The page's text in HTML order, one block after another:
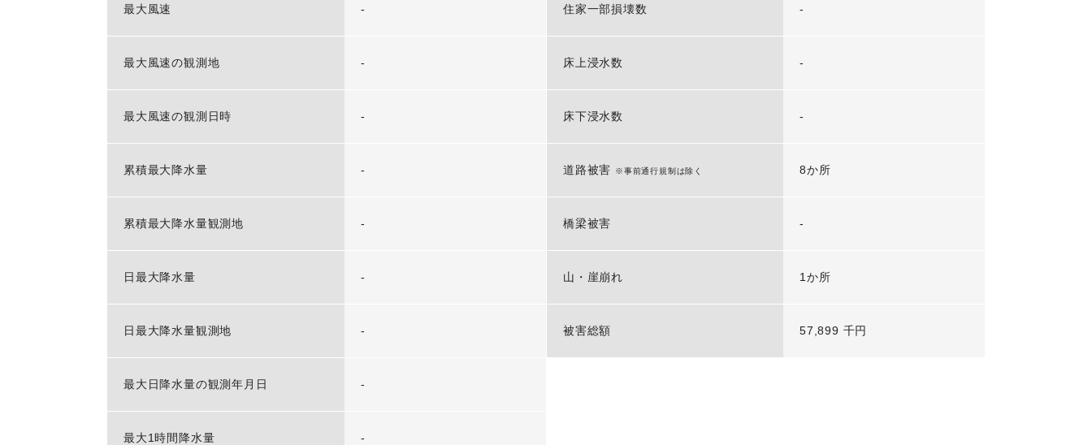
最大風速 -
最大風速の観測地 -
最大風速の観測日時 -
累積最大降水量 -
累積最大降水量観測地 -
日最大降水量 -
日最大降水量観測地 -
最大日降水量の観測年月日 -
最大1時間降水量 -
住家一部損壊数 -
床上浸水数 -
床下浸水数 -
道路被害 ※事前通行規制は除く 8か所
橋梁被害 -
山・崖崩れ 1か所
被害総額 57,899 千円